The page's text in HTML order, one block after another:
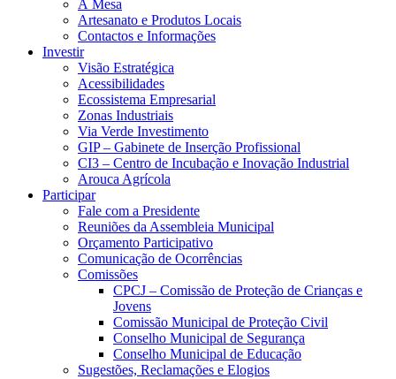
À Mesa
Artesanato e Produtos Locais
Contactos e Informações
Investir
Visão Estratégica
Acessibilidades
Ecossistema Empresarial
Zonas Industriais
Via Verde Investimento
GIP – Gabinete de Inserção Profissional
CI3 – Centro de Incubação e Inovação Industrial
Arouca Agrícola
Participar
Fale com a Presidente
Reuniões da Assembleia Municipal
Orçamento Participativo
Comunicação de Ocorrências
Comissões
CPCJ – Comissão de Proteção de Crianças e
Jovens
Comissão Municipal de Proteção Civil
Conselho Municipal de Segurança
Conselho Municipal de Educação
Sugestões, Reclamações e Elogios